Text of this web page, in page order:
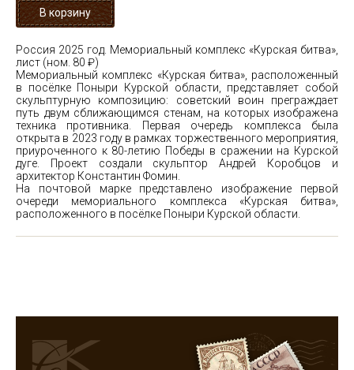
Россия 2025 год. Мемориальный комплекс «Курская битва»,
лист (ном. 80 ₽)
Мемориальный комплекс «Курская битва», расположенный
в посёлке Поныри Курской области, представляет собой
скульптурную композицию: советский воин преграждает
путь двум сближающимся стенам, на которых изображена
техника противника. Первая очередь комплекса была
открыта в 2023 году в рамках торжественного мероприятия,
приуроченного к 80-летию Победы в сражении на Курской
дуге. Проект создали скульптор Андрей Коробцов и
архитектор Константин Фомин.
На почтовой марке представлено изображение первой
очереди мемориального комплекса «Курская битва»,
расположенного в посёлке Поныри Курской области.